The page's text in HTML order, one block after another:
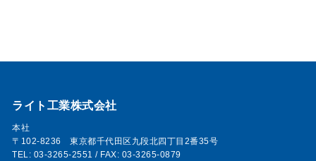
ライト工業株式会社
本社
〒102-8236 東京都千代田区九段北四丁目2番35号
TEL: 03-3265-2551 / FAX: 03-3265-0879